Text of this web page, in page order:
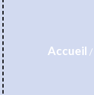
Accueil /